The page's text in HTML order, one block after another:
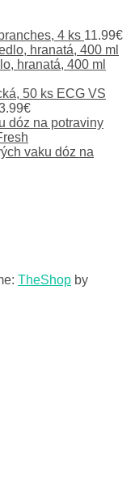
4 ks 11.99€
hranatá, 400 ml
ECG VS
€
vaku dóz na
TheShop by